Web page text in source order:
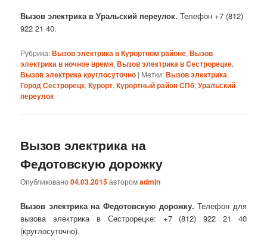
Вызов электрика в Уральский переулок. Телефон +7 (812)
922 21 40.
Рубрика:Вызов электрика в Курортном районе,Вызов
электрика в ночное время,Вызов электрика в Сестрорецке,
Вызов электрика круглосуточно | Метки:Вызов электрика,
Город Сестрорецк,Курорт,Курортный район СПб,Уральский
переулок
Вызов электрика на
Федотовскую дорожку
Опубликовано04.03.2015авторомadmin
Вызов электрика на Федотовскую дорожку. Телефон для
вызова электрика в Сестрорецке: +7 (812) 922 21 40
(круглосуточно).